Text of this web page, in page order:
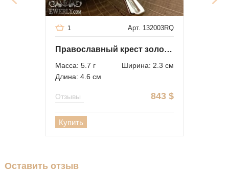
Арт. 132003RQ
1
Православный крест золотой нательный
Масса: 5.7 г
Ширина: 2.3 см
Длина: 4.6 см
843 $
Отзывы
Купить
Оставить отзыв